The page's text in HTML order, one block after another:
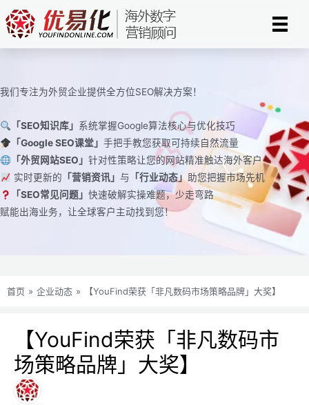
至
我们专注为外贸企业提供全方位SEO解决方案！
「SEO知识库」 系统掌握Google算法核心与优化技巧
「Google SEO课堂」 手把手教您获取可持续自然流量
「外贸网站SEO」 针对性策略让您的网站精准触达海外客户
实时更新的 「营销资讯」 与 「行业动态」 助您把握市场先机
「SEO常见问题」 快速破解实操难题，少走弯路
赋能出海业务，让全球客户主动找到您！
首页 » 企业动态 » 【YouFind荣获「非凡数码市场策略品牌」大奖】
【YouFind荣获「非凡数码市
场策略品牌」大奖】